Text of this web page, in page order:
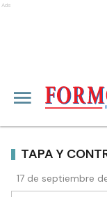
Ads
TAPA Y
17 de septiembre